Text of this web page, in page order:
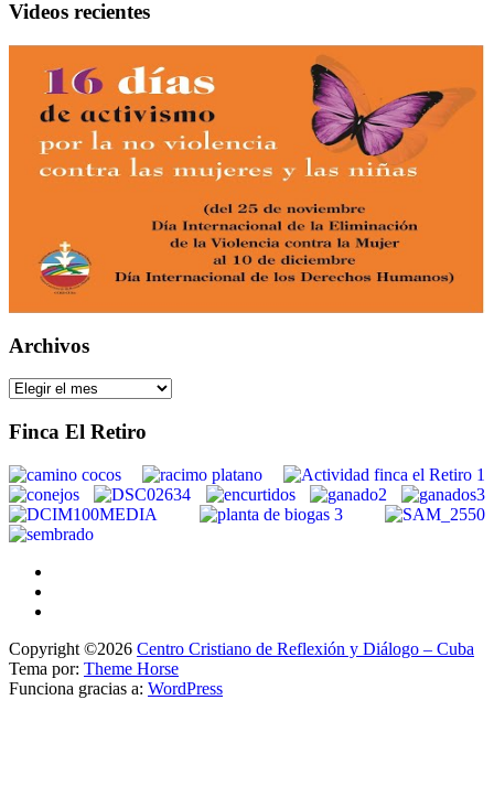
Videos recientes
Archivos
Archivos
Finca El Retiro
Copyright ©2026 Centro Cristiano de Reflexión y Diálogo – Cuba
Tema por: Theme Horse
Funciona gracias a: WordPress